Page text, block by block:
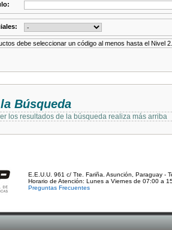
debe seleccionar un código al menos hasta el Nivel 2.
Búsqueda
los resultados de la búsqueda realiza más arriba
E.E.U.U. 961 c/ Tte. Fariña. Asunción, Paraguay -
Horario de Atención: Lunes a Viernes de 07:00 a
Preguntas Frecuentes